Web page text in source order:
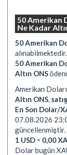
50 Amerikan
Ne Kadar
50 Amerikan
alınabilmektedir.
50 Amerikan
Altın ONS
Amerikan
Altın ONS
En Son Dolar/
07.08.2026
güncellenmiştir.
1 USD = 0,00
Dolar bugün